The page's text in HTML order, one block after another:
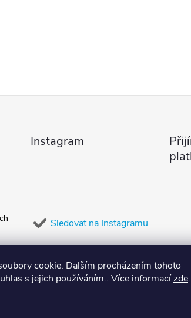
cookie. Dalším procházením tohoto
s jejich používáním.. Více informacízde.
Instagram
Sledovat na Instagramu